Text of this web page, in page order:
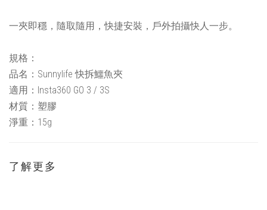
一夾即穩，隨取隨用，快捷安裝，戶外拍攝快人一步。
規格：
品名：Sunnylife 快拆鱷魚夾
適用：Insta360 GO 3 / 3S
材質：塑膠
淨重：15g
了解更多